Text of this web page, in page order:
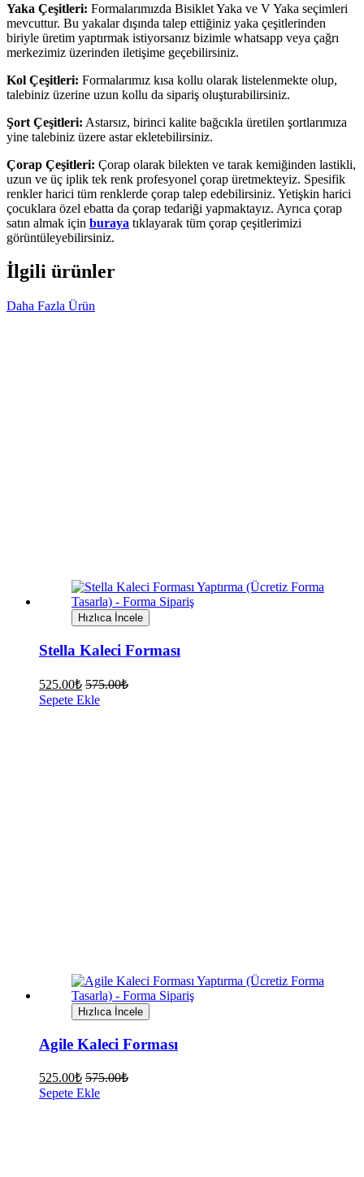
Yaka Çeşitleri: Formalarımızda Bisiklet Yaka ve V Yaka seçimleri
mevcuttur. Bu yakalar dışında talep ettiğiniz yaka çeşitlerinden
biriyle üretim yaptırmak istiyorsanız bizimle whatsapp veya çağrı
merkezimiz üzerinden iletişime geçebilirsiniz.
Kol Çeşitleri: Formalarımız kısa kollu olarak listelenmekte olup,
talebiniz üzerine uzun kollu da sipariş oluşturabilirsiniz.
Şort Çeşitleri: Astarsız, birinci kalite bağcıkla üretilen şortlarımıza
yine talebiniz üzere astar ekletebilirsiniz.
Çorap Çeşitleri: Çorap olarak bilekten ve tarak kemiğinden lastikli,
uzun ve üç iplik tek renk profesyonel çorap üretmekteyiz. Spesifik
renkler harici tüm renklerde çorap talep edebilirsiniz. Yetişkin harici
çocuklara özel ebatta da çorap tedariği yapmaktayız. Ayrıca çorap
satın almak için buraya tıklayarak tüm çorap çeşitlerimizi
görüntüleyebilirsiniz.
İlgili ürünler
Daha Fazla Ürün
Hızlıca İncele
Stella Kaleci Forması
525.00₺ 575.00₺
Sepete Ekle
Hızlıca İncele
Agile Kaleci Forması
525.00₺ 575.00₺
Sepete Ekle